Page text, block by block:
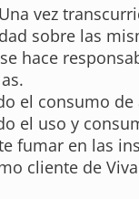
vez
sobre las
hace
el consumo
el uso y
fumar en las
cliente de